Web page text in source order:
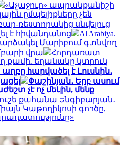
«Աչաջուր» ապրանքանիշի
ըմպելիքները չեն
ռեստորանից սնվելուց
է հիվանդանոց
Al Arabiya.
արձակել Մարիբում գտնվող
վրա
Հորդառատ
քամի․ եղանակը կտրուկ
հարվածել է Լուսնին․
Փաշինյան․ Երբ ասում
չէ ոչ մեկին, մենք
քահանա Ենգիբարյան․
Կաթողիկոսի գործը,